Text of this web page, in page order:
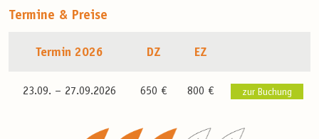
Termine & Preise
Termin 2026 DZ EZ
23.09. – 27.09.2026 650 € 800 € zur Buchung